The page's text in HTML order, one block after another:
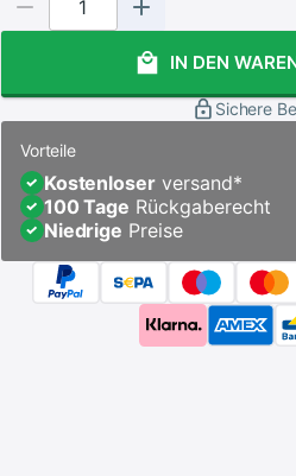
IN DEN
Sichere
Vorteile
Kostenloser versand*
100 Tage Rückgaberecht
Niedrige Preise